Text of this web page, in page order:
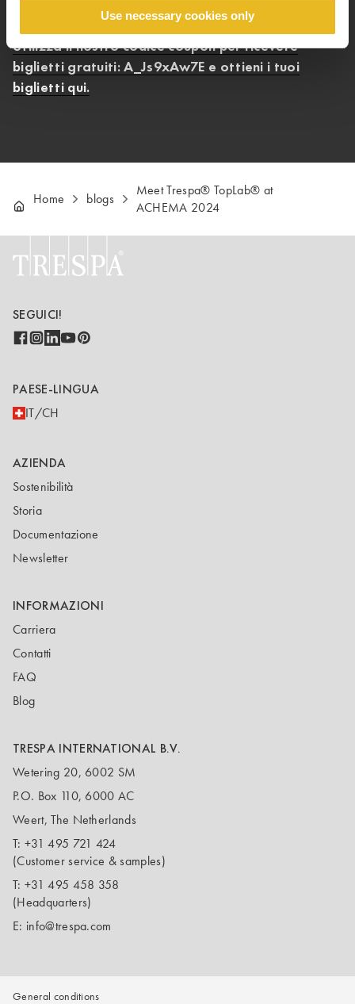
Use necessary cookies only
Meno, Padiglione 12.0, Stand D21.
Utilizza il nostro codice coupon per ricevere
biglietti gratuiti: A_Js9xAw7E e ottieni i tuoi
biglietti qui.
Home blogs
Meet Trespa® TopLab® at
ACHEMA 2024
SEGUICI!
PAESE-LINGUA
IT/CH
AZIENDA
Sostenibilità
Storia
Documentazione
Newsletter
INFORMAZIONI
Carriera
Contatti
FAQ
Blog
TRESPA INTERNATIONAL B.V.
Wetering 20, 6002 SM
P.O. Box 110, 6000 AC
Weert, The Netherlands
T: +31 495 721 424
(Customer service & samples)
T: +31 495 458 358
(Headquarters)
E: info@trespa.com
General conditions